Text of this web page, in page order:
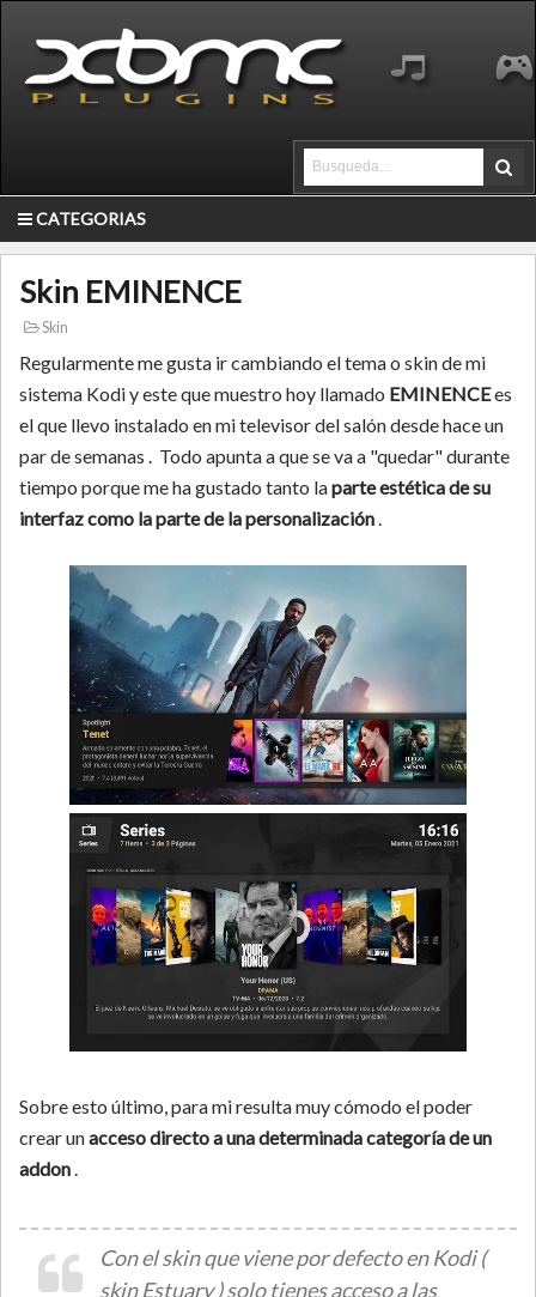
CATEGORIAS
Skin EMINENCE
Skin
Regularmente me gusta ir cambiando el tema o skin de mi
sistema Kodi y este que muestro hoy llamado EMINENCEes
el que llevo instalado en mi televisor del salón desde hace un
par de semanas . Todo apunta a que se va a "quedar" durante
tiempo porque me ha gustado tanto laparte estética de su
interfaz como la parte de la personalización.
Sobre esto último, para mi resulta muy cómodo el poder
crear unacceso directo a una determinada categoría de un
addon.
Con el skin que viene por defecto en Kodi (
skin Estuary ) solo tienes acceso a las